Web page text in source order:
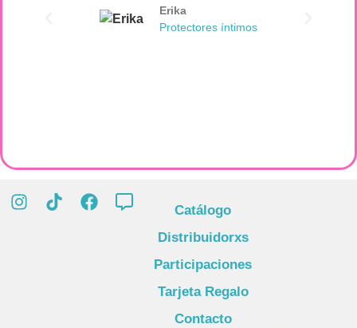
Erika
Protectores íntimos
Catálogo
Distribuidorxs
Participaciones
Tarjeta Regalo
Contacto